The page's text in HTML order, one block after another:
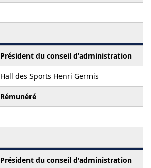
Président du conseil d'administration
Hall des Sports Henri Germis
Rémunéré
Président du conseil d'administration